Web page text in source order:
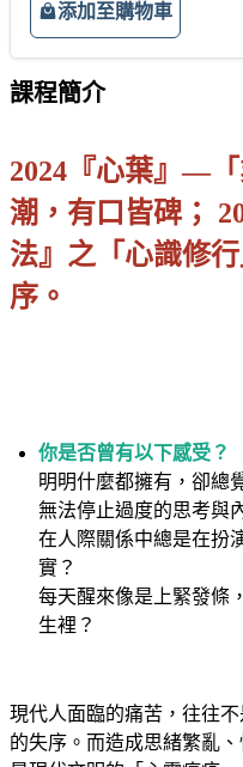
添加至購物車
課程簡介
2024『心葉』—
潮，有口皆碑；
法』之「心識修
序。
你是否曾有以下感受？
明明什麼都擁有，卻總
無法停止過度的思考與
在人際關係中總是在扮
實？
每天醒來像是上緊發條
生裡？
現代人面臨的痛苦，往往
的失序。而造成思緒繁亂